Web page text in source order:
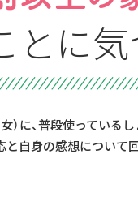
とに
）に、普段使ってい
と自身の感想について